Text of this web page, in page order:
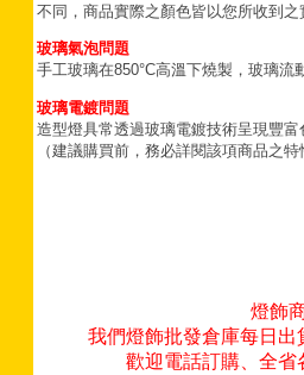
不同，商品實際之顏色皆以您所收到之
玻璃氣泡問題
手工玻璃在850°C高溫下燒製，玻璃
玻璃電鍍問題
造型燈具常透過玻璃電鍍技術呈現豐
（建議購買前，務必詳閱該項商品之
燈飾
我們燈飾批發倉庫每日
歡迎電話訂購、全